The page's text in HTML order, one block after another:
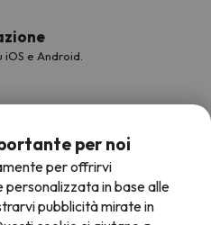
e Android.
per noi
per offrirvi
personalizzata in base alle
pubblicità mirate in